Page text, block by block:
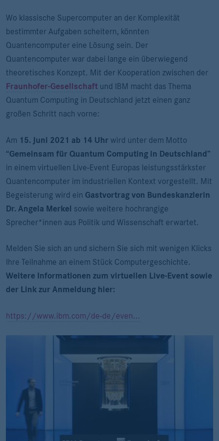
Wo klassische Supercomputer an der Komplexität
bestimmter Aufgaben scheitern, könnten
Quantencomputer eine Lösung sein. Der
Quantencomputer war dabei lange ein überwiegend
theoretisches Konzept. Mit der Kooperation zwischen der
Fraunhofer-Gesellschaft und IBM macht das Thema
Quantum Computing in Deutschland jetzt einen ganz
großen Schritt nach vorne:
Am 15. Juni 2021 ab 14 Uhr wird unter dem Motto
“Gemeinsam für Quantum Computing in Deutschland”
in einem virtuellen Live-Event Europas leistungsstärkster
Quantencomputer im industriellen Kontext vorgestellt. Mit
Begeisterung wird ein Gastvortrag von Bundeskanzlerin
Dr. Angela Merkel
sowie weitere hochrangige
Sprecher*innen aus Politik und Wissenschaft erwartet.
Melden Sie sich an und sichern Sie sich mit wenigen Klicks
Ihre Teilnahme an einem Stück Computergeschichte.
Weitere Informationen zum virtuellen Live-Event sowie
der Link zur Anmeldung hier:
https://www.ibm.com/de-de/even...